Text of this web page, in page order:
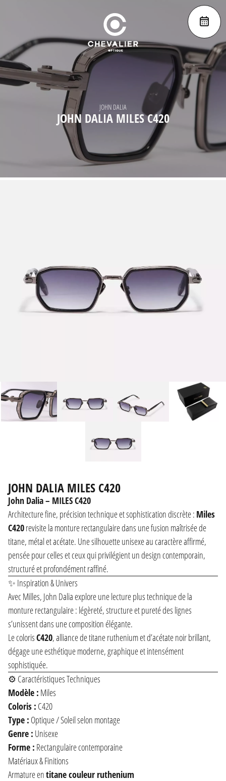
JOHN DALIA
JOHN DALIA MILES C420
JOHN DALIA MILES C420
John Dalia – MILES C420
Architecture fine, précision technique et sophistication discrète : Miles
C420revisite la monture rectangulaire dans une fusion maîtrisée de
titane, métal et acétate. Une silhouette unisexe au caractère affirmé,
pensée pour celles et ceux qui privilégient un design contemporain,
structuré et profondément raffiné.
✨ Inspiration & Univers
Avec Milles, John Dalia explore une lecture plus technique de la
monture rectangulaire : légèreté, structure et pureté des lignes
s’unissent dans une composition élégante.
Le colorisC420, alliance de titane ruthenium et d’acétate noir brillant,
dégage une esthétique moderne, graphique et intensément
sophistiquée.
⚙️ Caractéristiques Techniques
Modèle : Miles
Coloris : C420
Type : Optique / Soleil selon montage
Genre : Unisexe
Forme : Rectangulaire contemporaine
Matériaux & Finitions
Armature entitane couleur ruthenium